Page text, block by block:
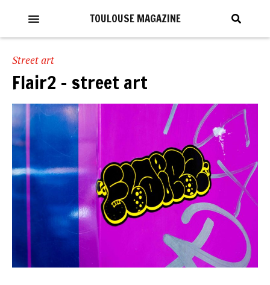
TOULOUSE MAGAZINE
Street art
Flair2 – street art